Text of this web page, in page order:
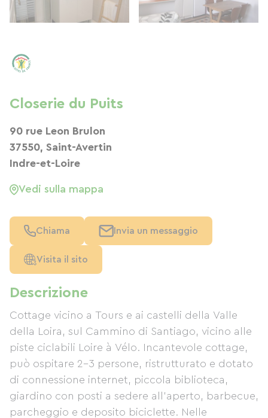
Descrizione
Cottage vicino a Tours e ai castelli della Valle
della Loira, sul Cammino di Santiago, vicino alle
piste ciclabili Loire à Vélo. Incantevole cottage,
può ospitare 2-3 persone, ristrutturato e dotato
di connessione internet, piccola biblioteca,
giardino con posti a sedere all'aperto, barbecue,
parcheggio e deposito biciclette. Nelle
Closerie du Puits
90 rue Leon Brulon
37550, Saint-Avertin
Indre-et-Loire
Vedi sulla mappa
Chiama Invia un messaggio
Visita il sito